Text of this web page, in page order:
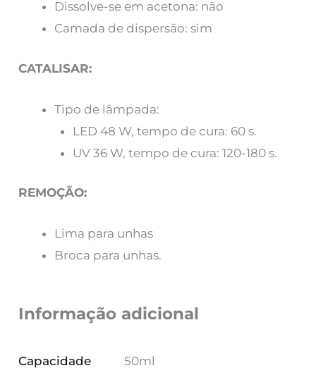
Dissolve-se em acetona: não
Camada de dispersão: sim
CATALISAR:
Tipo de lâmpada:
LED 48 W, tempo de cura: 60 s.
UV 36 W, tempo de cura: 120-180 s.
REMOÇÃO:
Lima para unhas
Broca para unhas.
Informação adicional
Capacidade 50ml